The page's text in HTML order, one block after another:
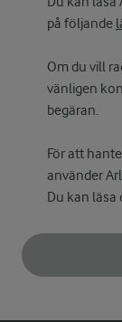
på följande
Om du vill
vänligen
begäran.
För att
använder
Du kan läsa